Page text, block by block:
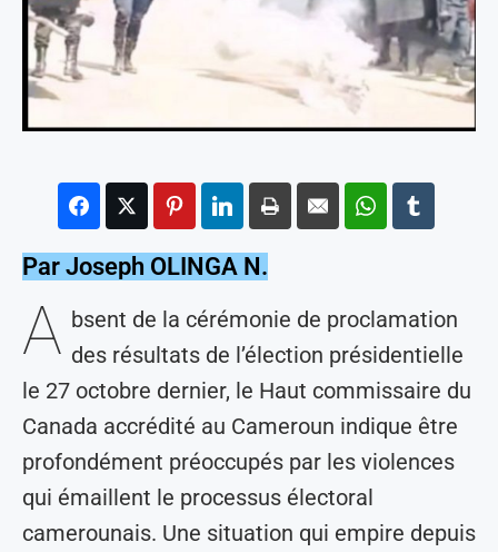
Par Joseph OLINGA N.
A bsent de la cérémonie de proclamation
des résultats de l’élection présidentielle
le 27 octobre dernier, le Haut commissaire du
Canada accrédité au Cameroun indique être
profondément préoccupés par les violences
qui émaillent le processus électoral
camerounais. Une situation qui empire depuis